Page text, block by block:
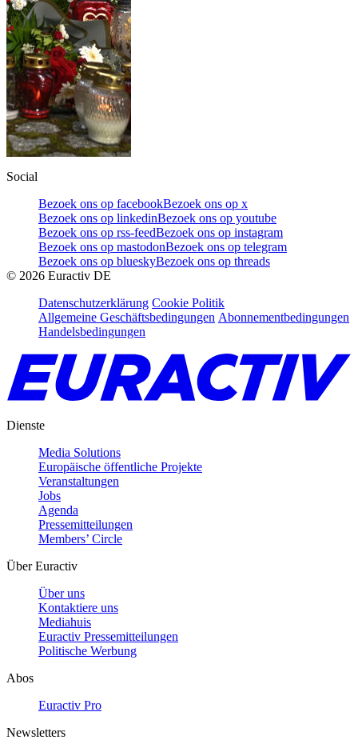
Social
Bezoek ons op facebookBezoek ons op x
Bezoek ons op linkedinBezoek ons op youtube
Bezoek ons op rss-feedBezoek ons op instagram
Bezoek ons op mastodonBezoek ons op telegram
Bezoek ons op blueskyBezoek ons op threads
© 2026 Euractiv DE
Datenschutzerklärung Cookie Politik
Allgemeine Geschäftsbedingungen Abonnementbedingungen
Handelsbedingungen
Dienste
Media Solutions
Europäische öffentliche Projekte
Veranstaltungen
Jobs
Agenda
Pressemitteilungen
Members’ Circle
Über Euractiv
Über uns
Kontaktiere uns
Mediahuis
Euractiv Pressemitteilungen
Politische Werbung
Abos
Euractiv Pro
Newsletters